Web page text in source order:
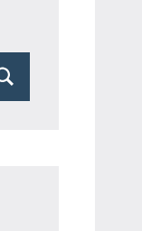
Поиск